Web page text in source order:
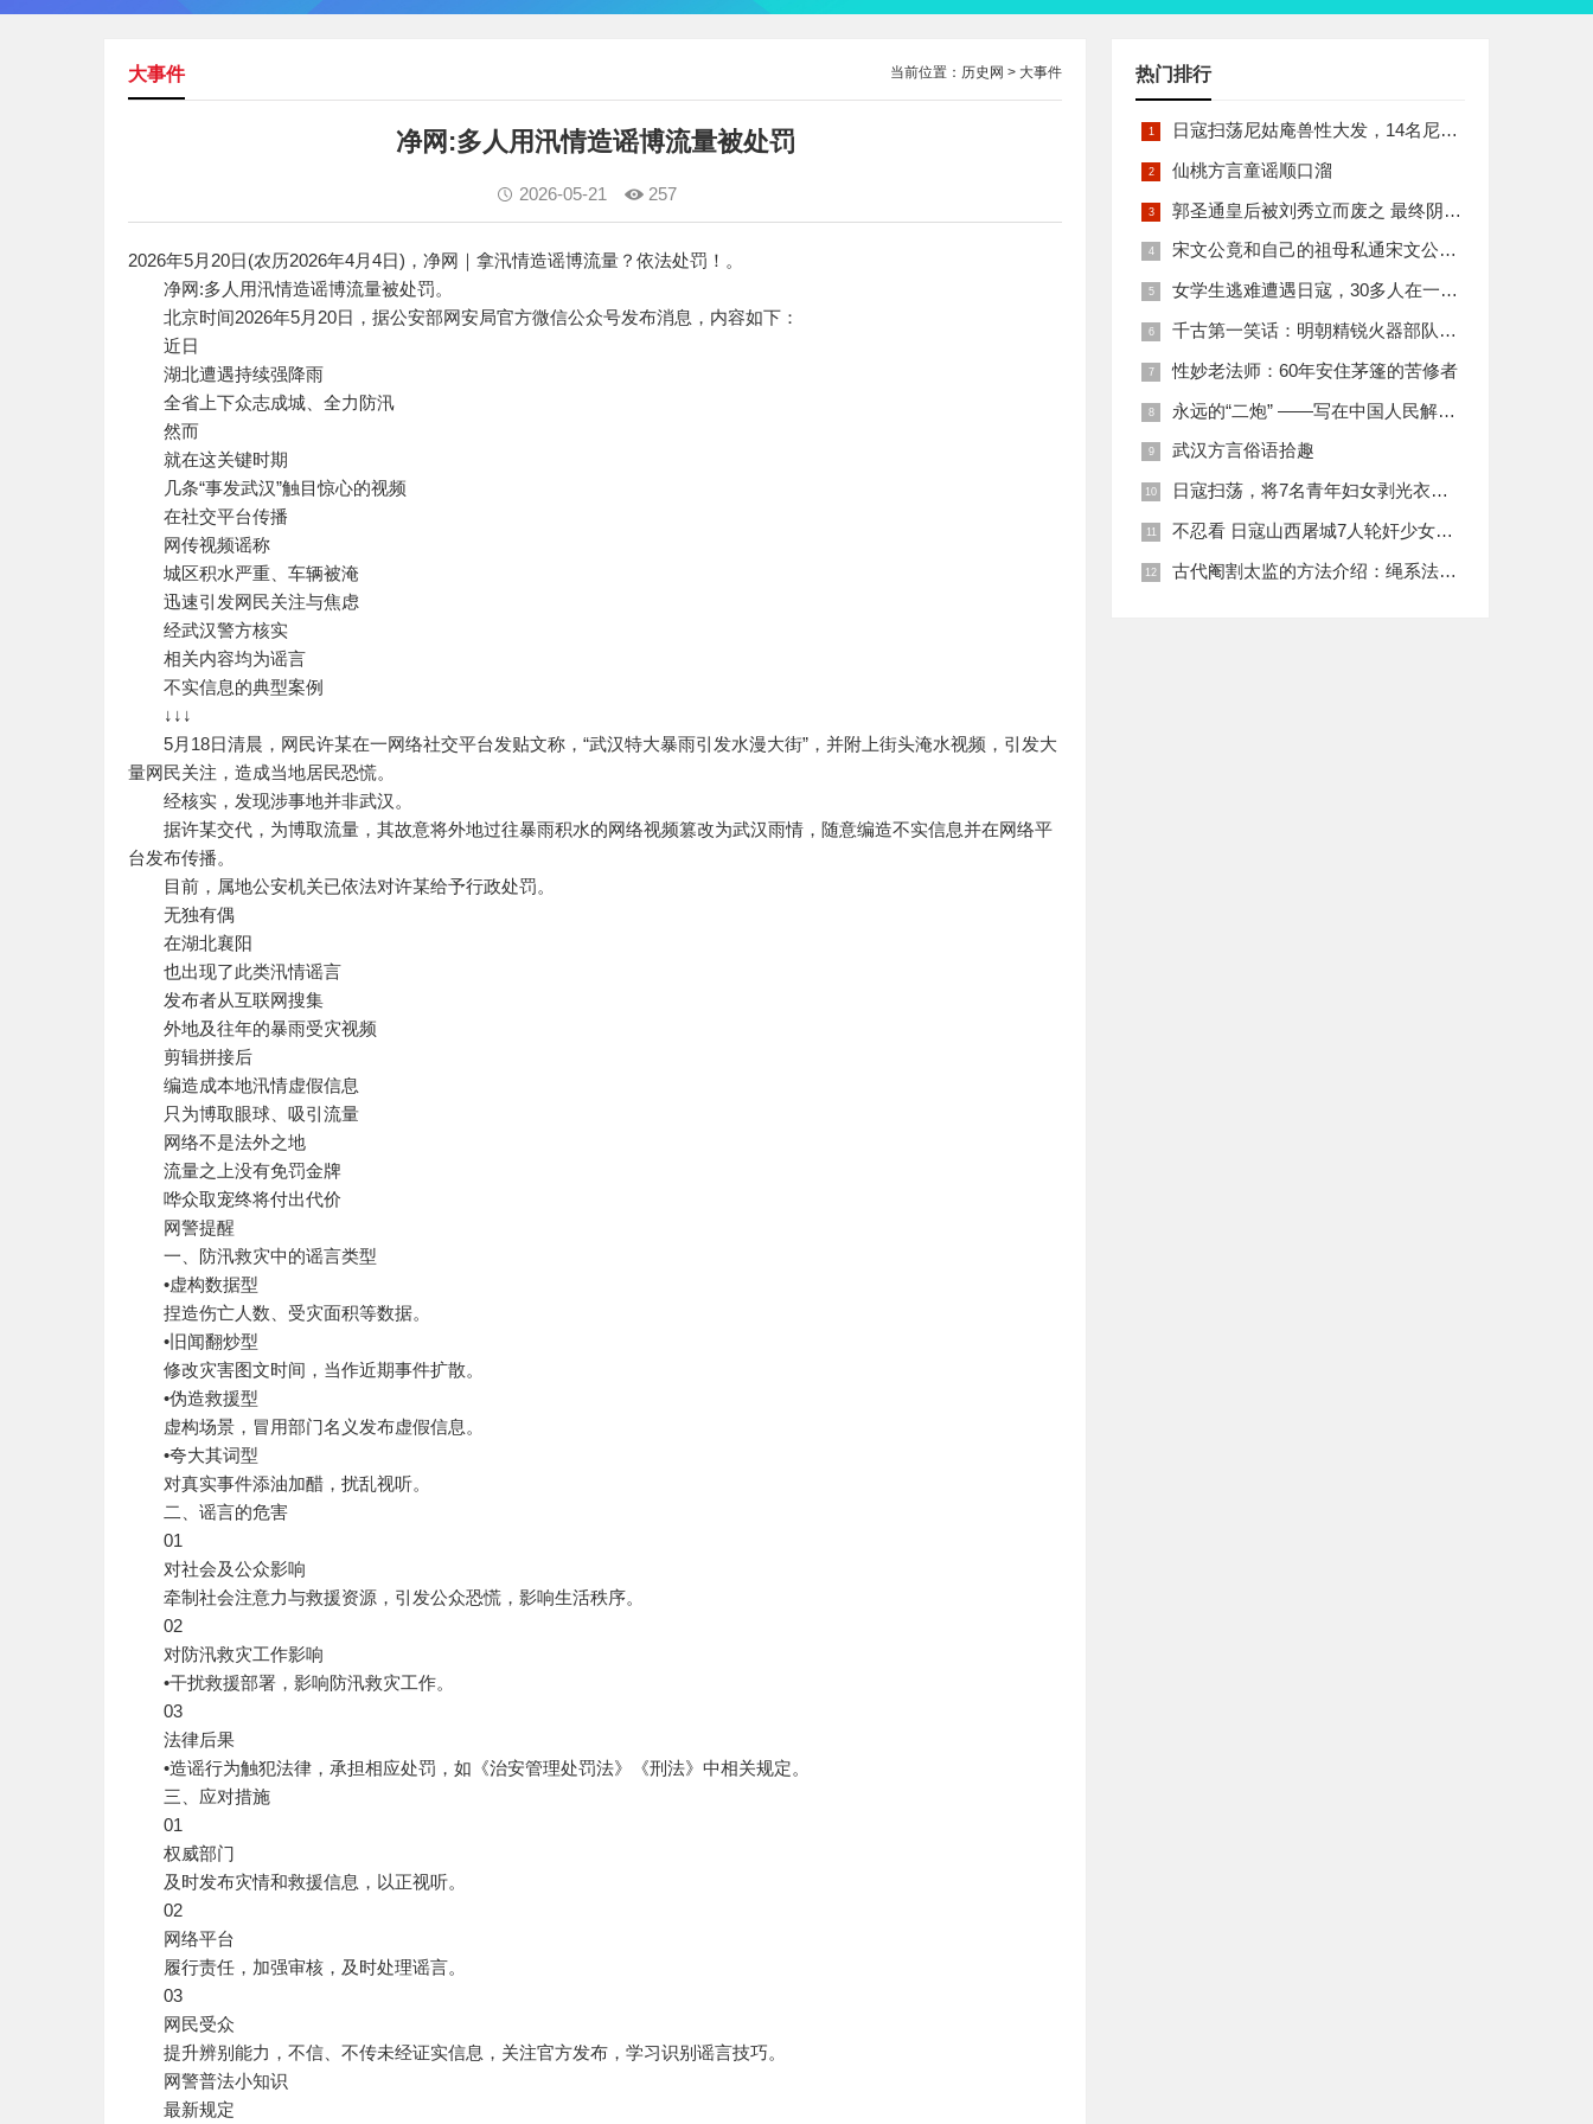
当前位置： 历史网 > 大事件
大事件
净网:多人用汛情造谣博流量被处罚
2026-05-21 257
2026年5月20日(农历2026年4月4日)，净网｜拿汛情造谣博流量？依法处罚！。
净网:多人用汛情造谣博流量被处罚。
北京时间2026年5月20日，据公安部网安局官方微信公众号发布消息，内容如下：
近日
湖北遭遇持续强降雨
全省上下众志成城、全力防汛
然而
就在这关键时期
几条“事发武汉”触目惊心的视频
在社交平台传播
网传视频谣称
城区积水严重、车辆被淹
迅速引发网民关注与焦虑
经武汉警方核实
相关内容均为谣言
不实信息的典型案例
↓↓↓
5月18日清晨，网民许某在一网络社交平台发贴文称，“武汉特大暴雨引发水漫大街”，并附上街头淹水视频，引发大
量网民关注，造成当地居民恐慌。
经核实，发现涉事地并非武汉。
据许某交代，为博取流量，其故意将外地过往暴雨积水的网络视频篡改为武汉雨情，随意编造不实信息并在网络平
台发布传播。
目前，属地公安机关已依法对许某给予行政处罚。
无独有偶
在湖北襄阳
也出现了此类汛情谣言
发布者从互联网搜集
外地及往年的暴雨受灾视频
剪辑拼接后
编造成本地汛情虚假信息
只为博取眼球、吸引流量
网络不是法外之地
流量之上没有免罚金牌
哗众取宠终将付出代价
网警提醒
一、防汛救灾中的谣言类型
•虚构数据型
捏造伤亡人数、受灾面积等数据。
•旧闻翻炒型
修改灾害图文时间，当作近期事件扩散。
•伪造救援型
虚构场景，冒用部门名义发布虚假信息。
•夸大其词型
对真实事件添油加醋，扰乱视听。
二、谣言的危害
01
对社会及公众影响
牵制社会注意力与救援资源，引发公众恐慌，影响生活秩序。
02
对防汛救灾工作影响
•干扰救援部署，影响防汛救灾工作。
03
法律后果
•造谣行为触犯法律，承担相应处罚，如《治安管理处罚法》《刑法》中相关规定。
三、应对措施
01
权威部门
及时发布灾情和救援信息，以正视听。
02
网络平台
履行责任，加强审核，及时处理谣言。
03
网民受众
提升辨别能力，不信、不传未经证实信息，关注官方发布，学习识别谣言技巧。
网警普法小知识
最新规定
热门排行
日寇扫荡尼姑庵兽性大发，14名尼姑遭玷污后集体自焚
仙桃方言童谣顺口溜
郭圣通皇后被刘秀立而废之 最终阴丽华当上了皇后 那么她的五个儿子有何结局
宋文公竟和自己的祖母私通宋文公是如何死的
女学生逃难遭遇日寇，30多人在一所小校里被集体奸淫
千古第一笑话：明朝精锐火器部队亡于一只'鸡'
性妙老法师：60年安住茅篷的苦修者
永远的“二炮” ——写在中国人民解放军火箭军组建之际
武汉方言俗语拾趣
日寇扫荡，将7名青年妇女剥光衣裤在庙前糟蹋
不忍看 日寇山西屠城7人轮奸少女后揪双腿活活分尸
古代阉割太监的方法介绍：绳系法与揉捏法